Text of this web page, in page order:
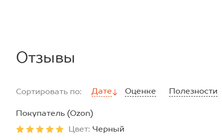
Отзывы
Сортировать по: Дате Оценке Полезности
Покупатель (Ozon)
Цвет: Черный